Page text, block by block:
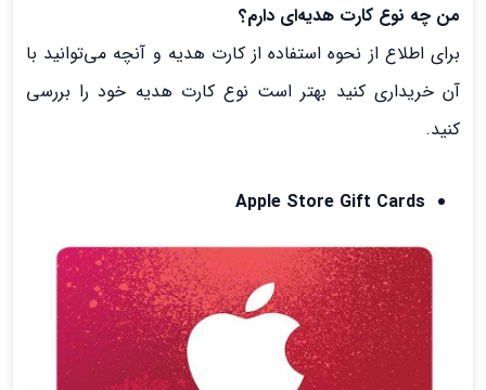
من چه نوع کارت هدیه‌ای دارم؟
برای اطلاع از نحوه استفاده از کارت هدیه و آنچه می‌توانید با
آن خریداری کنید بهتر است نوع کارت هدیه خود را بررسی
کنید.
Apple Store Gift Cards